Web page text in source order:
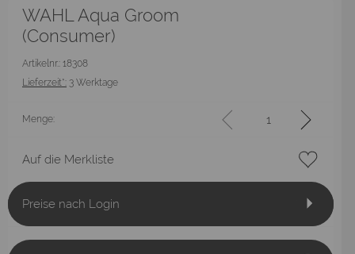
WAHL Aqua Groom
(Consumer)
Artikelnr.: 18308
Lieferzeit*: 3 Werktage
Menge:
Auf die Merkliste
Preise nach Login